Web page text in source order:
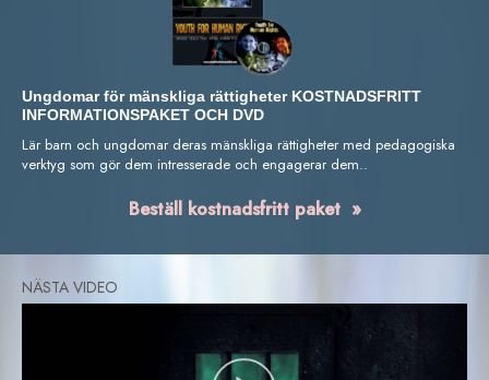
Ungdomar för mänskliga rättigheter KOSTNADSFRITT
INFORMATIONSPAKET OCH DVD
Lär barn och ungdomar deras mänskliga rättigheter med pedagogiska
verktyg som gör dem intresserade och engagerar dem..
Beställ kostnadsfritt paket »